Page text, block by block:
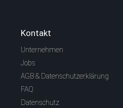
Kontakt
Unternehmen
Jobs
AGB & Datenschutzerklärung
FAQ
Datenschutz